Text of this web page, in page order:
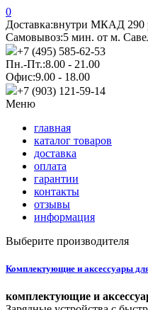
0
Доставка:внутри МКАД 290
Самовывоз:5 мин. от м.
+7 (495) 585-62-53
Пн.-Пт.:8.00 - 21.00
Офис:9.00 - 18.00
+7 (903) 121-59-14
Меню
главная
каталог товаров
доставка
оплата
гарантии
контакты
отзывы
информация
Выберите производителя
Комплектующие и аксессуары
комплектующие и